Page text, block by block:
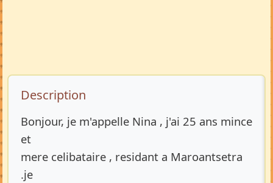
Description de l’annonce
Description
Bonjour, je m'appelle Nina , j'ai 25 ans mince
et
mere celibataire , residant a Maroantsetra
.je